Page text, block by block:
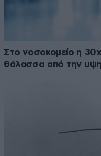
Στο νοσοκομείο η
θάλασσα από την